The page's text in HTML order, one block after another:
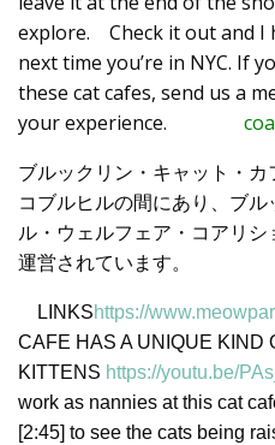
explore. Check it out and I
next time you’re in NYC. If
these cat cafes, send us a
your experience.
ブルックリン・キャット・
コブルヒルの間にあり、ブ
ル・ウェルフェア・コアリ
運営されています。
LINKShttps://
CAFE HAS A UNIQUE KIND
KITTENS https://youtu.be/
work as nannies at this cat
[2:45] to see the cats being